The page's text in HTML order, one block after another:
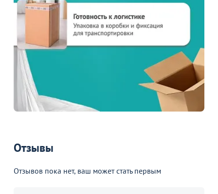
Отзывы
Отзывов пока нет, ваш может стать первым